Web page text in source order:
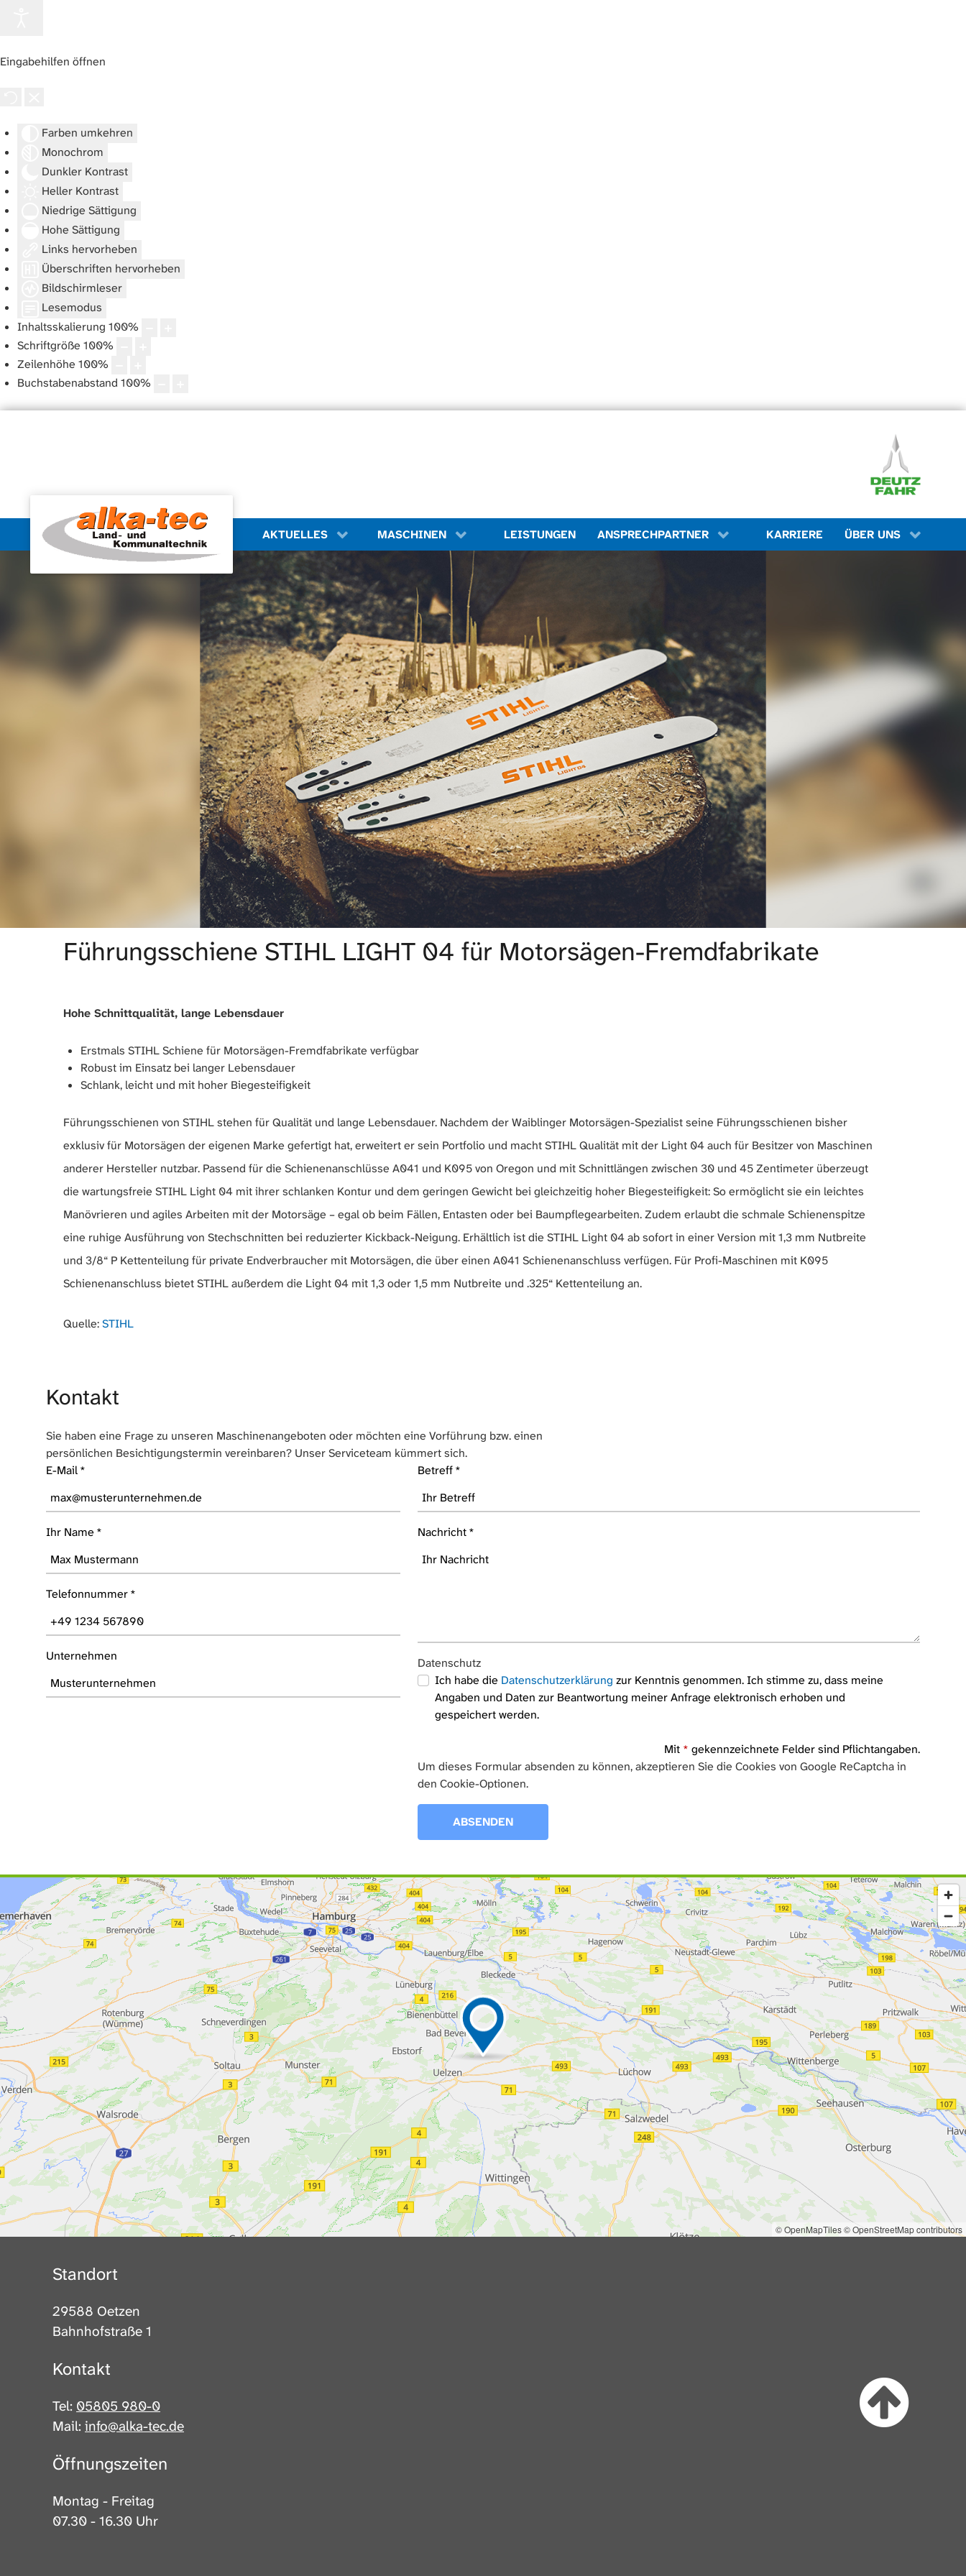
Eingabehilfen öffnen
Farben umkehren
Monochrom
Dunkler Kontrast
Heller Kontrast
Niedrige Sättigung
Hohe Sättigung
Links hervorheben
Überschriften hervorheben
Bildschirmleser
Lesemodus
Inhaltsskalierung 100%
Schriftgröße 100%
Zeilenhöhe 100%
Buchstabenabstand 100%
AKTUELLES MASCHINEN LEISTUNGEN ANSPRECHPARTNER KARRIERE ÜBER UNS
Führungsschiene STIHL LIGHT 04 für Motorsägen-Fremdfabrikate
Hohe Schnittqualität, lange Lebensdauer
Erstmals STIHL Schiene für Motorsägen-Fremdfabrikate verfügbar
Robust im Einsatz bei langer Lebensdauer
Schlank, leicht und mit hoher Biegesteifigkeit
Führungsschienen von STIHL stehen für Qualität und lange Lebensdauer. Nachdem der Waiblinger Motorsägen-Spezialist seine Führungsschienen bisher
exklusiv für Motorsägen der eigenen Marke gefertigt hat, erweitert er sein Portfolio und macht STIHL Qualität mit der Light 04 auch für Besitzer von Maschinen
anderer Hersteller nutzbar. Passend für die Schienenanschlüsse A041 und K095 von Oregon und mit Schnittlängen zwischen 30 und 45 Zentimeter überzeugt
die wartungsfreie STIHL Light 04 mit ihrer schlanken Kontur und dem geringen Gewicht bei gleichzeitig hoher Biegesteifigkeit: So ermöglicht sie ein leichtes
Manövrieren und agiles Arbeiten mit der Motorsäge – egal ob beim Fällen, Entasten oder bei Baumpflegearbeiten. Zudem erlaubt die schmale Schienenspitze
eine ruhige Ausführung von Stechschnitten bei reduzierter Kickback-Neigung. Erhältlich ist die STIHL Light 04 ab sofort in einer Version mit 1,3 mm Nutbreite
und 3/8“ P Kettenteilung für private Endverbraucher mit Motorsägen, die über einen A041 Schienenanschluss verfügen. Für Profi-Maschinen mit K095
Schienenanschluss bietet STIHL außerdem die Light 04 mit 1,3 oder 1,5 mm Nutbreite und .325“ Kettenteilung an.
Quelle:STIHL
Kontakt
Sie haben eine Frage zu unseren Maschinenangeboten oder möchten eine Vorführung bzw. einen
persönlichen Besichtigungstermin vereinbaren? Unser Serviceteam kümmert sich.
E-Mail*
Ihr Name *
Telefonnummer*
Unternehmen
Betreff *
Nachricht *
Datenschutz
Ich habe die Datenschutzerklärung zur Kenntnis genommen. Ich stimme zu, dass meine
Angaben und Daten zur Beantwortung meiner Anfrage elektronisch erhoben und
gespeichert werden.
Mit * gekennzeichnete Felder sind Pflichtangaben.
Um dieses Formular absenden zu können, akzeptieren Sie die Cookies von Google ReCaptcha in
den Cookie-Optionen.
ABSENDEN
© OpenMapTiles© OpenStreetMap contributors
Standort
29588 Oetzen
Bahnhofstraße 1
Kontakt
Tel: 05805 980-0
Mail: info@alka-tec.de
Öffnungszeiten
Montag - Freitag
07.30 - 16.30 Uhr